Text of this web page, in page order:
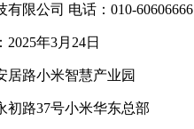
限公司 电话：010-60606666
2025年3月24日
居路小米智慧产业园
初路37号小米华东总部